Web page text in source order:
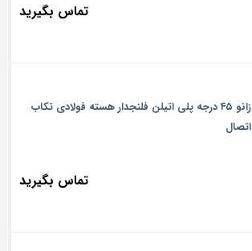
تماس بگیرید
زانو ۴۵ درجه پلی اتیلن فلنجدار هسته فولادی تکاب
اتصال
تماس بگیرید